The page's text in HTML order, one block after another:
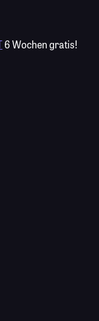
6 Wochen gratis!